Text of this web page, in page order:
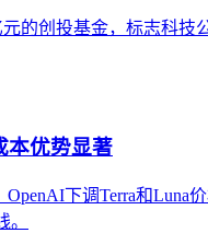
的创投基金，标志科
本优势显著
下调Terra和